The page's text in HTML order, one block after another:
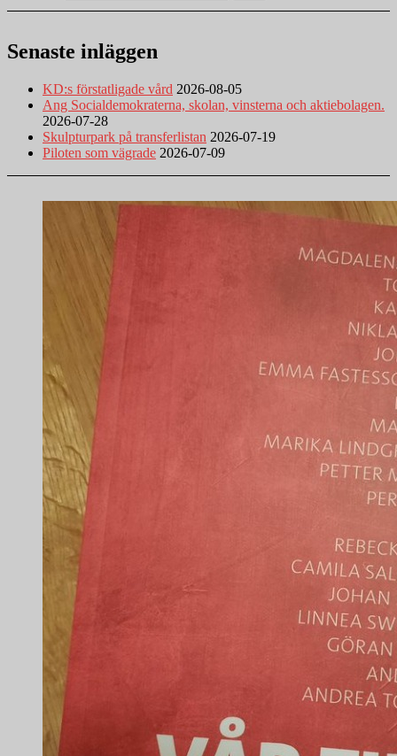
Senaste inläggen
KD:s förstatligade vård 2026-08-05
Ang Socialdemokraterna, skolan, vinsterna och aktiebolagen.
2026-07-28
Skulpturpark på transferlistan 2026-07-19
Piloten som vägrade 2026-07-09